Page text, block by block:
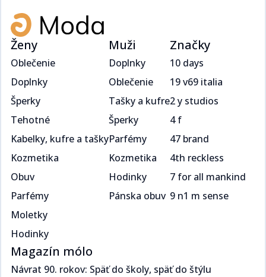
Ženy
Oblečenie
Doplnky
Šperky
Tehotné
Kabelky, kufre a tašky
Kozmetika
Obuv
Parfémy
Moletky
Hodinky
Muži
Doplnky
Oblečenie
Tašky a kufre
Šperky
Parfémy
Kozmetika
Hodinky
Pánska obuv
Značky
10 days
19 v69 italia
2 y studios
4 f
47 brand
4th reckless
7 for all mankind
9 n1 m sense
Magazín mólo
Návrat 90. rokov: Späť do školy, späť do štýlu​​​​‌ ‍ ​‍​‍‌‍ ‌ ​‍‌‍‍‌‌‍‌ ‌‍‍‌‌‍ ‍​‍​‍​ ‍‍​‍​‍‌ ​ ‌‍​‌‌‍ ‍‌‍‍‌‌ ‌​‌ ‍‌​‍ ‍‌‍‍‌‌‍ ​‍​‍​‍ ​​‍​‍‌‍‍​‌ ​‍‌‍‌‌‌‍‌‍​‍​‍​ ‍‍​‍​‍‌‍‍​‌ ‌​‌ ‌​‌ ​​​ ‍‍​‍ ​‍ ‌‍ ​‌‍ ‌‍​ ‌‍​‌‌‍ ​‌‍‍​‌‍ ‌ ​ ‌ ‌​​ ‍‍​ ​ ​ ​​​ ​​​ ​​​‍ ‌ ​ ‌ ‌​‌ ‌‌‌‍‌​‌‍‍‌‌‍ ​‍ ‌‍‍‌‌‍ ‍‌ ‌​‌‍‌‌‌‍ ‍‌ ‌​​‍ ‌‍‌‌‌‍‌​‌‍‍‌‌ ‌​​‍ ‌‍ ‌‌‍ ‌‍‌​‌‍‌‌​ ‌‌ ​​‌ ​‍‌‍‌‌‌ ​ ‌‍‌‌‌‍ ‍‌ ‌​‌‍​‌‌ ‌​‌‍‍‌‌‍ ‌‍ ‍​ ‍ ‌‍‍‌‌‍‌​​ ‌​ ​‍‌‍​ ‌‍​ ‌‍‌​​ ‍​​ ‍​​ ‌‌​ ​‌​‍ ‌​ ‍​​ ​ ‌‍​‌​ ​‌​‍ ‌​ ‌​‌‍‌​​ ​‌​ ​‍​‍ ‌‌‍​‌‌‍​‌​ ​​​ ​​​‍ ‌​ ‍‌​ ‌ ​ ​‌‌‍​ ​ ​‌​ ​‌‌‍​‍‌‍‌​​ ​‍‌‍‌​‌‍‌‍​ ‌ ​ ‍ ‌ ‌​‌ ‍‌‌ ​​‌‍‌‌​ ‌‌ ​​‌‍ ‌ ​ ‌ ‌​​ ‍ ‌ ​​‌‍​‌‌ ‌​‌‍‍​​ ‌‌ ‌​‌‍‍‌‌ ‌​‌‍ ​‌‍‌‌​ ‌‍​‍‌‍​‌‌ ​ ‌‍‌‌‌‌‌‌‌ ​‍‌‍ ​​ ‌‌‍‍​‌ ‌​‌ ‌​‌ ​​​‍‌‌​ ​ ‌​​‌​‍‌‌​ ​‍‌​‌‍​‍‌‌​ ​‍‌​‌‍‌‍ ​‌‍ ‌‍​ ‌‍​‌‌‍ ​‌‍‍​‌‍ ‌ ​ ‌ ‌​​‍‌‌​ ​ ‌​​‌​ ​ ​ ​​​ ​​​ ​​​‍‌‌​ ​‍‌​‌‍‌ ​ ‌ ‌​‌ ‌‌‌‍‌​‌‍‍‌‌‍ ​‍‌‍‌‍‍‌‌‍‌​​ ‌​ ​‍‌‍​ ‌‍​ ‌‍‌​​ ‍​​ ‍​​ ‌‌​ ​‌​‍ ‌​ ‍​​ ​ ‌‍​‌​ ​‌​‍ ‌​ ‌​‌‍‌​​ ​‌​ ​‍​‍ ‌‌‍​‌‌‍​‌​ ​​​ ​​​‍ ‌​ ‍‌​ ‌ ​ ​‌‌‍​ ​ ​‌​ ​‌‌‍​‍‌‍‌​​ ​‍‌‍‌​‌‍‌‍​ ‌ ​‍‌‍‌ ‌​‌ ‍‌‌ ​​‌‍‌‌​ ‌‌ ​​‌‍ ‌ ​ ‌ ‌​​‍‌‍‌ ​​‌‍​‌‌ ‌​‌‍‍​​ ‌‌ ‌​‌‍‍‌‌ ‌​‌‍ ​‌‍‌‌​‍‌‍‌ ​​‌‍‌‌‌ ​‍‌ ​ ‌ ​​‌‍‌‌‌‍​ ‌ ‌​‌‍‍‌‌ ‌‍‌‍‌‌​ ‌‌ ​​‌ ‌‌‌‍​‍‌‍ ​‌‍‍‌‌ ​ ‌‍‍​‌‍‌‌‌‍‌​​‍​‍‌ ‌